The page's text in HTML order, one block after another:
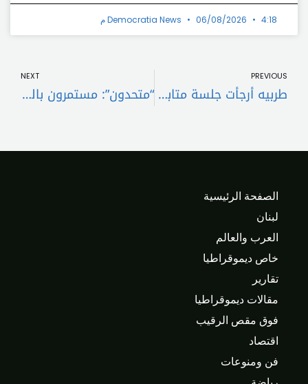
Democratia News 06/08/2026 4:18 م
PREVIOUS
طربيه أرجأت جلسة متابعة المحاكمة في الدعوى المقامة ضد “جمعية المقاصد” إلى 18 آذار
NEXT
“متحدون”: مستمرون بالدفاع الفعلي عن حقوق المودعين واستئناف قرار محكمة الافلاس وفق الاصول
الصفحة الرئيسية
لبنان
العرب والعالم
خاص ديموقراطيا
تقارير
مقالات ديموقراطيا
فوق مقص الرقيب
اقتصاد
فن ومنوعات